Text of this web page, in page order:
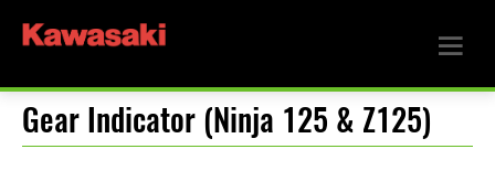
Gear Indicator (Ninja 125 & Z125)